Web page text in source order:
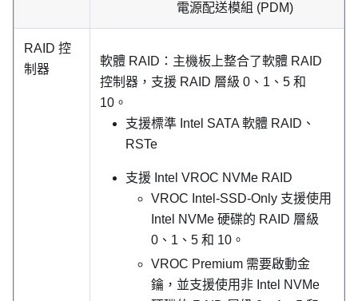
電源配送模組 (PDM)
RAID 控
制器
軟體 RAID：主機板上整合了軟體 RAID
控制器，支援 RAID 層級 0、1、5 和
10。
支援標準 Intel SATA 軟體 RAID、
RSTe
支援 Intel VROC NVMe RAID
VROC Intel-SSD-Only 支援使用
Intel NVMe 硬碟的 RAID 層級
0、1、5 和 10。
VROC Premium 需要啟動金
鑰，並支援使用非 Intel NVMe